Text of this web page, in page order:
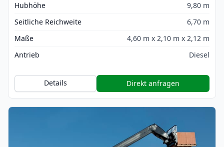
Hubhöhe
9,80 m
Seitliche Reichweite
6,70 m
Maße
4,60 m x 2,10 m x 2,12 m
Antrieb
Diesel
Details Direkt anfragen